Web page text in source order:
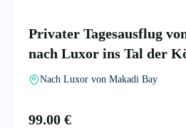
Privater Tagesausflug
nach Luxor ins Tal der
Nach Luxor von Makadi Bay
99.00 €